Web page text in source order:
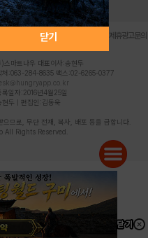
닫기
전체앱
불법촬영물 신고센터 제휴광고문의
스마트나우 대표이사:송현두
처:063-284-8635 팩스:02-6265-0377
일자:2016년4월25일
두 | 편집인:김동욱
므로, 무단 전재, 복사, 배포 등을 금합니다.
Rights Reserved.